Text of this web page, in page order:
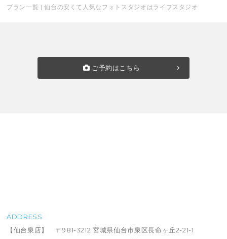
プラン一覧 | 仙台の安くて人気なフォトスタジオはライフスタジオ
ご予約はこちら
ADDRESS
【仙台泉店】 〒981-3212 宮城県仙台市泉区長命ヶ丘2-21-1